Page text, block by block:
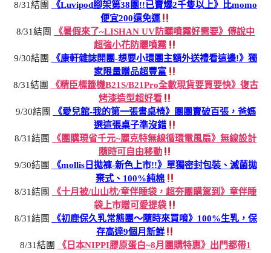
8/31結團
《Luvipod腳架第38團!!已賣爆2千隻以上》比momo
便宜200還免運
8/31結團
《暑假來了~LISHAN UV防曬噴霧好需要》傳說中
超強小花防曬噴霧
9/30結團
《康軒雜誌開團-想要小環團主額外送禮看這邊!》獨
家限量贈品超豐富
8/31結團
《精臣標籤機B21S/B21Pro全數現貨要買要快》復古
烤漆造型超好看
9/30結團
《愛兒館-我的第一張書桌椅》團團賣破百張，爸媽
選這張桌子準沒錯
8/31結團
《團購現省千元~麗克特無線循環電風扇》無線設計
隨時可自由移動
9/30結團
《mollis日拋褲-新色上市!!》單獨密封包裝、滅菌拋
棄式、100%純棉
8/31結團
《十月被/山山枕/童伴睡袋，超夯團購駕到》童伴睡
袋上市贈可愛提袋
8/31結團
《初鹿保久乳常態團～隨時來買唷》100%生乳，保
存高達9個月新鮮
8/31結團
《日本NIPPI膠原蛋白~8月團購特惠》出門都帶1